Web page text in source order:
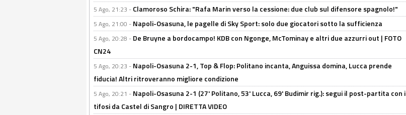
5 Ago, 21:23 - Clamoroso Schira: "Rafa Marin verso la cessione: due club sul difensore spagnolo!"
5 Ago, 21:00 - Napoli-Osasuna, le pagelle di Sky Sport: solo due giocatori sotto la sufficienza
5 Ago, 20:28 - De Bruyne a bordocampo! KDB con Ngonge, McTominay e altri due azzurri out | FOTO
CN24
5 Ago, 20:23 - Napoli-Osasuna 2-1, Top & Flop: Politano incanta, Anguissa domina, Lucca prende
fiducia! Altri ritroveranno migliore condizione
5 Ago, 20:21 - Napoli-Osasuna 2-1 (27' Politano, 53' Lucca, 69' Budimir rig.): segui il post-partita con i
tifosi da Castel di Sangro | DIRETTA VIDEO